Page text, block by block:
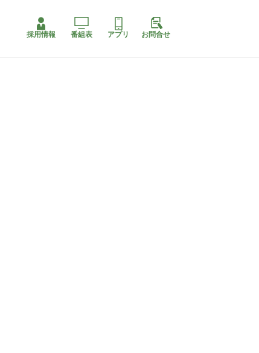
採用情報 番組表 アプリ お問合せ